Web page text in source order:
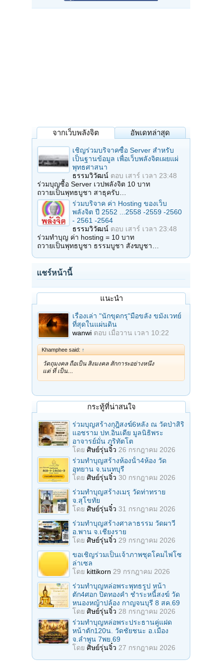
จากเว็บพลังจิต อัพเดทล่าสุด
เชิญร่วมบริจาคซื้อ Server สำหรับ
เป็นฐานข้อมูล เพื่อเว็บพลังจิตเผยแผ่
พุทธศาสนา
ธรรมวิวัฒน์ ตอบ เสาร์ เวลา 23:48
ร่วมบุญซื้อ Server เวปพลังจิต 10 บาท
ถวายเป็นพุทธบูชา สาธุครับ…
ร่วมบริจาค ค่า Hosting ของเว็บ
พลังจิต ปี 2552 ...2558 -2559 -2560
- 2561 -2564
ธรรมวิวัฒน์ ตอบ เสาร์ เวลา 23:48
ร่วมทำบุญ ค่า hosting = 10 บาท
ถวายเป็นพุทธบูชา ธรรมบูชา สังฆบูชา…
แชร์หน้านี้
แนะนำ
เรื่องเล่า "นักขุดกรุ"มือขลัง ขมังเวทย์
ที่สุดในแผ่นดิน
wanwi ตอบ เมื่อวาน เวลา 10:22
Khamphee said: ↑
วัตถุมงคล ถือเป็น สิ่งมงคล สักการะอย่างหนึ่ง
แต่ ที่ เป็น…
กระทู้ที่น่าสนใจ
ร่วมบุญสร้างกุฎิสงฆ์6หลัง ณ วัดป่าสิริ
แอชราม ปท.อินเดีย มูลนิธิพระ
อาจารย์มั่น ภูริทัตโต
โดย ศิษย์รุ่นจิ๋ว 26 กรกฎาคม 2026
ร่วมทําบุญสร้างห้องนั้า4ห้อง วัด
อุทยาน จ.นนทบุรี
โดย ศิษย์รุ่นจิ๋ว 30 กรกฎาคม 2026
ร่วมทําบุญสร้างเมรุ วัดท่าทราย
จ.สุโขทัย
โดย ศิษย์รุ่นจิ๋ว 31 กรกฎาคม 2026
ร่วมทําบุญสร้างศาลาธรรม วัดผาวี
อ.พาน จ.เชียงราย
โดย ศิษย์รุ่นจิ๋ว 29 กรกฎาคม 2026
ขอเชิญร่วมเป็นเจ้าภาพชุดโคมไฟโซ
ล่าเซล
โดย kittikorn 29 กรกฎาคม 2026
ร่วมทําบุญหล่อพระพุทธรูป หน้า
ตัก4ศอก ปิดทองคํา ชําระหนี้สงฆ์ วัด
หนองหญ้าปล้อง กาญจนบุรี 8 สค.69
โดย ศิษย์รุ่นจิ๋ว 28 กรกฎาคม 2026
ร่วมทําบุญหล่อพระประธานคู่แฝด
หน้าตัก120น. วัดชัยชนะ อ.เมือง
จ.ลำพูน 7พย.69
โดย ศิษย์รุ่นจิ๋ว 27 กรกฎาคม 2026